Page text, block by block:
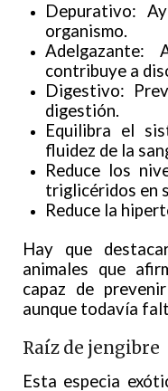
Depurativo:
organismo.
Adelgazante:
contribuye a
Digestivo:
digestión.
Equilibra el
fluidez de la
Reduce los
triglicéridos en
Reduce la
Hay que
animales que
capaz de
aunque todavía
Raíz de jengibre
Esta especia